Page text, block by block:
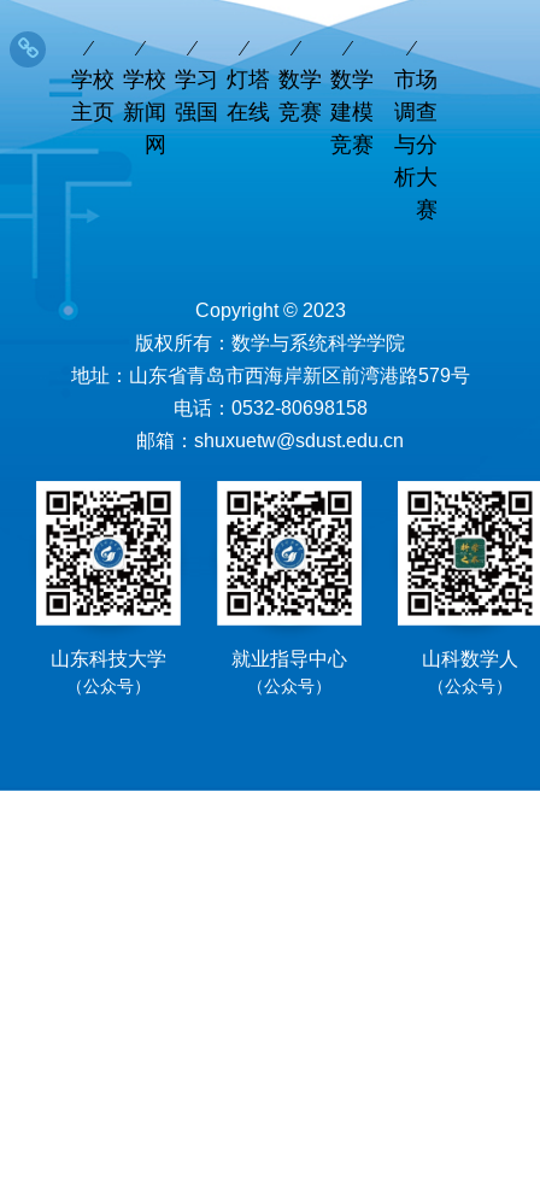
学校
主页
学校
新闻
网
学习
强国
灯塔
在线
数学
竞赛
数学
建模
竞赛
市场
调查
与分
析大
赛
Copyright © 2023
版权所有：数学与系统科学学院
地址：山东省青岛市西海岸新区前湾港路579号
电话：0532-80698158
邮箱：shuxuetw@sdust.edu.cn
山东科技大学
（公众号）
就业指导中心
（公众号）
山科数学人
（公众号）